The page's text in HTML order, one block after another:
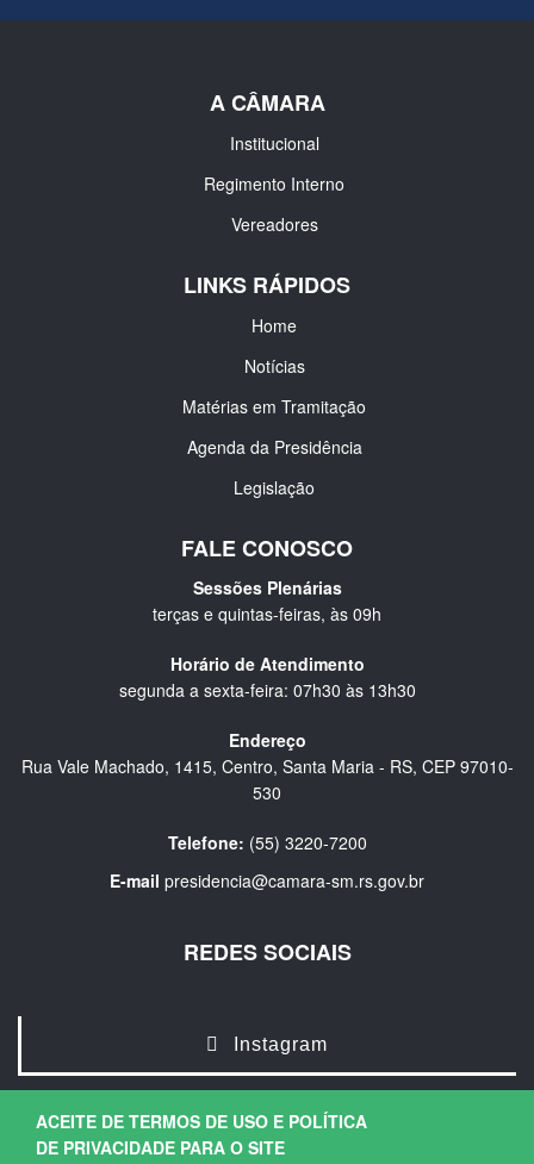
ACEITE DE TERMOS DE USO E POLÍTICA
DE PRIVACIDADE PARA O SITE
A CÂMARA
Institucional
Regimento Interno
Vereadores
LINKS RÁPIDOS
Home
Notícias
Matérias em Tramitação
Agenda da Presidência
Legislação
FALE CONOSCO
Sessões Plenárias
terças e quintas-feiras, às 09h
Horário de Atendimento
segunda a sexta-feira: 07h30 às 13h30
Endereço
Rua Vale Machado, 1415, Centro, Santa Maria - RS, CEP 97010-
530
Telefone: (55) 3220-7200
E-mail presidencia@camara-sm.rs.gov.br
REDES SOCIAIS
Instagram